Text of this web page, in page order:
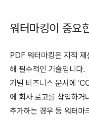
워터마킹이 중요
PDF 워터마킹은 지적 재
해 필수적인 기술입니다.
기밀 비즈니스 문서에
에 회사 로고를 삽입하거
추가하는 경우 등 워터마